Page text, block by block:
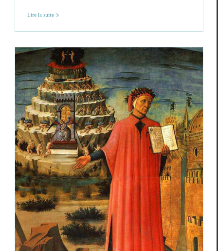
Lire la suite
Amont Devers : dixième livraison
Essais & Chroniques